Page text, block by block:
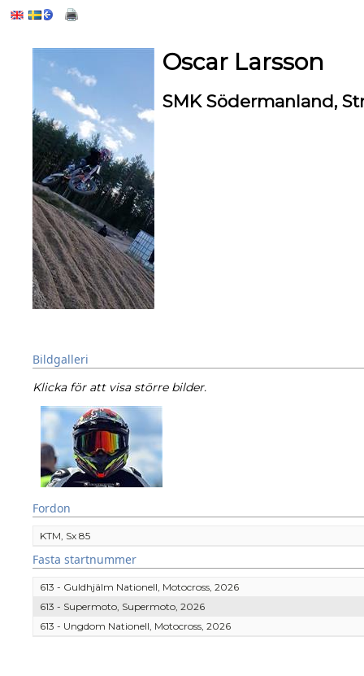
Oscar Larsson
SMK Södermanland,
Bildgalleri
Klicka för att visa större bilder.
Fordon
KTM, Sx 85
Fasta startnummer
613 - Guldhjälm Nationell, Motocross, 2026
613 - Supermoto, Supermoto, 2026
613 - Ungdom Nationell, Motocross, 2026